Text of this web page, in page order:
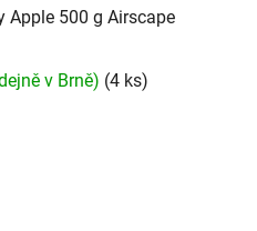
Apple 500 g Airscape
v Brně) (4 ks)